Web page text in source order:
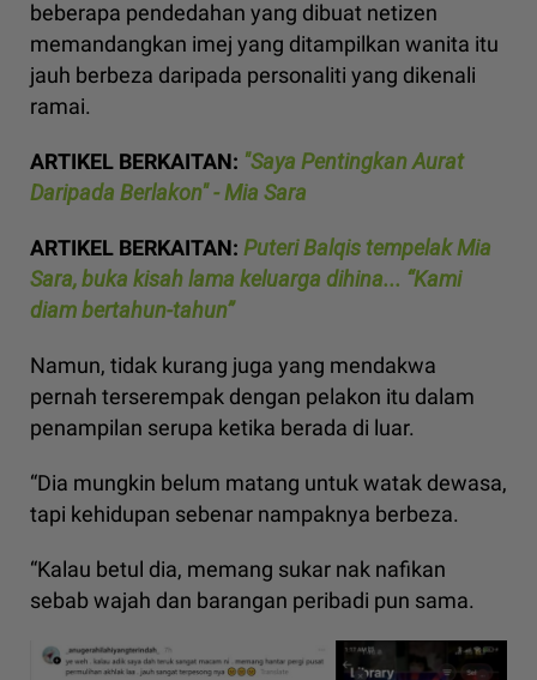
beberapa pendedahan yang dibuat netizen
memandangkan imej yang ditampilkan wanita itu
jauh berbeza daripada personaliti yang dikenali
ramai.
ARTIKEL BERKAITAN: "Saya Pentingkan Aurat
Daripada Berlakon" - Mia Sara
ARTIKEL BERKAITAN: Puteri Balqis tempelak Mia
Sara, buka kisah lama keluarga dihina... “Kami
diam bertahun-tahun”
Namun, tidak kurang juga yang mendakwa
pernah terserempak dengan pelakon itu dalam
penampilan serupa ketika berada di luar.
“Dia mungkin belum matang untuk watak dewasa,
tapi kehidupan sebenar nampaknya berbeza.
“Kalau betul dia, memang sukar nak nafikan
sebab wajah dan barangan peribadi pun sama.